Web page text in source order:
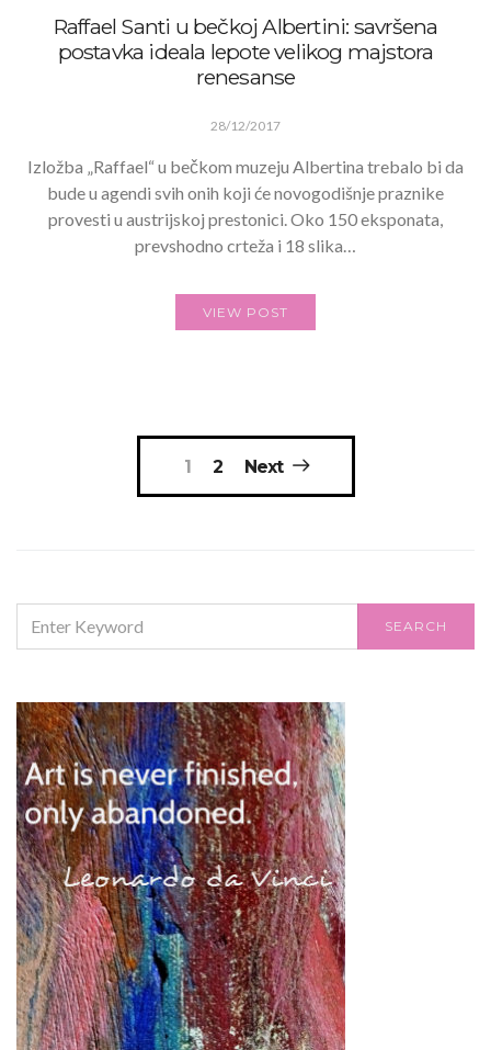
Raffael Santi u bečkoj Albertini: savršena
postavka ideala lepote velikog majstora
renesanse
28/12/2017
Izložba „Raffael“ u bečkom muzeju Albertina trebalo bi da
bude u agendi svih onih koji će novogodišnje praznike
provesti u austrijskoj prestonici. Oko 150 eksponata,
prevshodno crteža i 18 slika…
VIEW POST
1 2 Next
FOR:
SEARCH